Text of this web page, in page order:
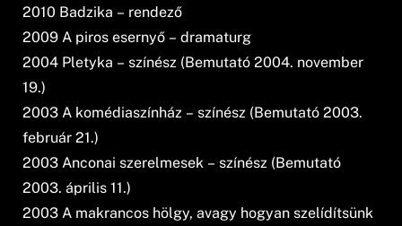
2010 Badzika – rendező
2009 A piros esernyő – dramaturg
2004 Pletyka – színész (Bemutató 2004. november
19.)
2003 A komédiaszínház – színész (Bemutató 2003.
február 21.)
2003 Anconai szerelmesek – színész (Bemutató
2003. április 11.)
2003 A makrancos hölgy, avagy hogyan szelídítsünk